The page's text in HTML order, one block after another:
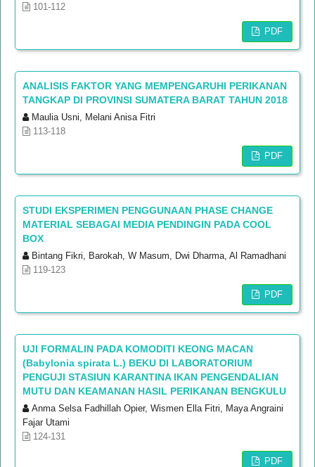
101-112
PDF
ANALISIS FAKTOR YANG MEMPENGARUHI PERIKANAN
TANGKAP DI PROVINSI SUMATERA BARAT TAHUN 2018
Maulia Usni, Melani Anisa Fitri
113-118
PDF
STUDI EKSPERIMEN PENGGUNAAN PHASE CHANGE
MATERIAL SEBAGAI MEDIA PENDINGIN PADA COOL
BOX
Bintang Fikri, Barokah, W Masum, Dwi Dharma, Al Ramadhani
119-123
PDF
UJI FORMALIN PADA KOMODITI KEONG MACAN
(Babylonia spirata L.) BEKU DI LABORATORIUM
PENGUJI STASIUN KARANTINA IKAN PENGENDALIAN
MUTU DAN KEAMANAN HASIL PERIKANAN BENGKULU
Anma Selsa Fadhillah Opier, Wismen Ella Fitri, Maya Angraini
Fajar Utami
124-131
PDF